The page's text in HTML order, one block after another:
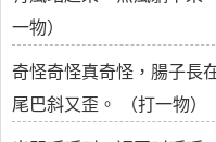
一物）
奇怪奇怪真奇怪，腸子長
尾巴斜又歪。 （打一物）